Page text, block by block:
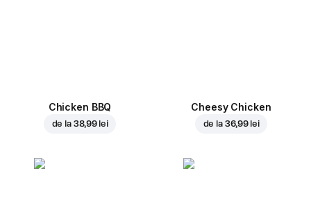
Chicken BBQ
de la 38,99 lei
Cheesy Chicken
de la 36,99 lei